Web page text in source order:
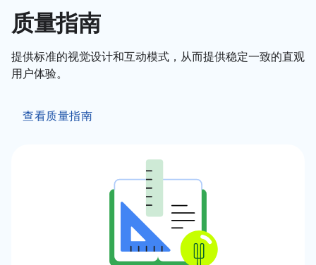
质量指南
提供标准的视觉设计和互动模式，从而提供稳定一致的直观
用户体验。
查看质量指南